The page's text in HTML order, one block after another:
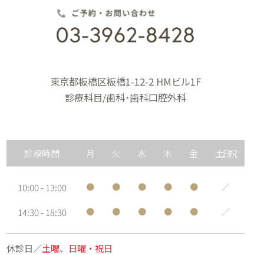
東京都板橋区板橋1-12-2 HMビル1F
診療科目/歯科･歯科口腔外科
診療時間 月 火 水 木 金 土日祝
10:00 - 13:00 ● ● ● ● ● ／
14:30 - 18:30 ● ● ● ● ● ／
休診日／土曜、日曜・祝日